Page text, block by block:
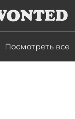
Посмотреть все